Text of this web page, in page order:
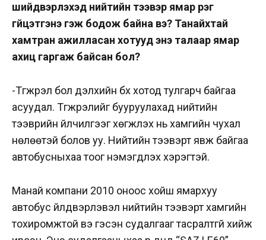
шийдвэрлэхэд нийтийн тээвэр ямар үүрэг
гүйцэтгэнэ гэж бодож байна вэ? Танайхтай
хамтран ажилласан хотууд энэ талаар ямар
ахиц гаргаж байсан бол?
-Түгжрэл бол дэлхийн бүх хотод тулгарч байгаа
асуудал. Түгжрэлийг бууруулахад нийтийн
тээврийн үйлчилгээг хөгжүүлэх нь хамгийн чухал
нөлөөтэй болов уу. Нийтийн тээвэрт явж байгаа
автобусныхаа тоог нэмэгдүүлэх хэрэгтэй.
Манай компани 2010 оноос хойш ямархуу
автобус үйлдвэрлэвэл нийтийн тээвэрт хамгийн
тохиромжтой вэ гэсэн судалгааг тасралтгүй хийж